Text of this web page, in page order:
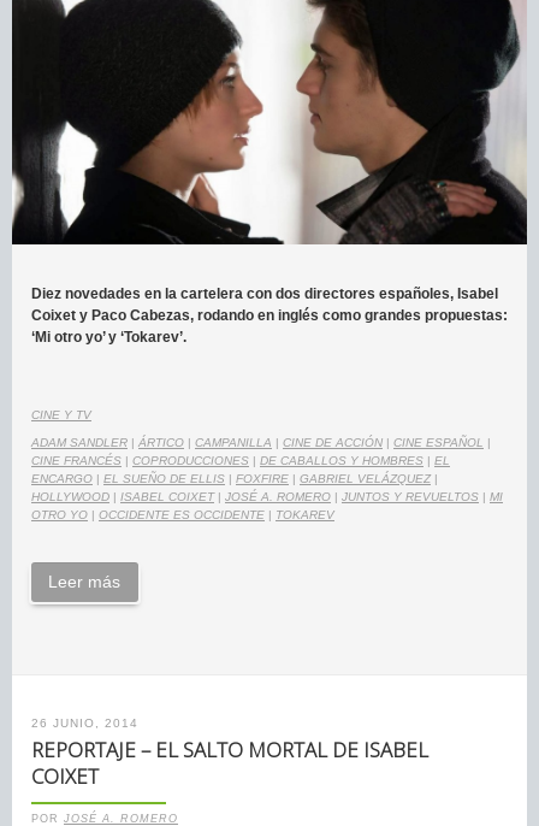
Diez novedades en la cartelera con dos directores españoles, Isabel
Coixet y Paco Cabezas, rodando en inglés como grandes propuestas:
‘Mi otro yo’ y ‘Tokarev’.
CINE Y TV
ADAM SANDLER | ÁRTICO | CAMPANILLA | CINE DE ACCIÓN | CINE ESPAÑOL |
CINE FRANCÉS | COPRODUCCIONES | DE CABALLOS Y HOMBRES | EL
ENCARGO | EL SUEÑO DE ELLIS | FOXFIRE | GABRIEL VELÁZQUEZ|
HOLLYWOOD | ISABEL COIXET| JOSÉ A. ROMERO | JUNTOS Y REVUELTOS | MI
OTRO YO | OCCIDENTE ES OCCIDENTE | TOKAREV
Leer más
26 JUNIO, 2014
REPORTAJE – EL SALTO MORTAL DE ISABEL
COIXET
POR JOSÉ A. ROMERO